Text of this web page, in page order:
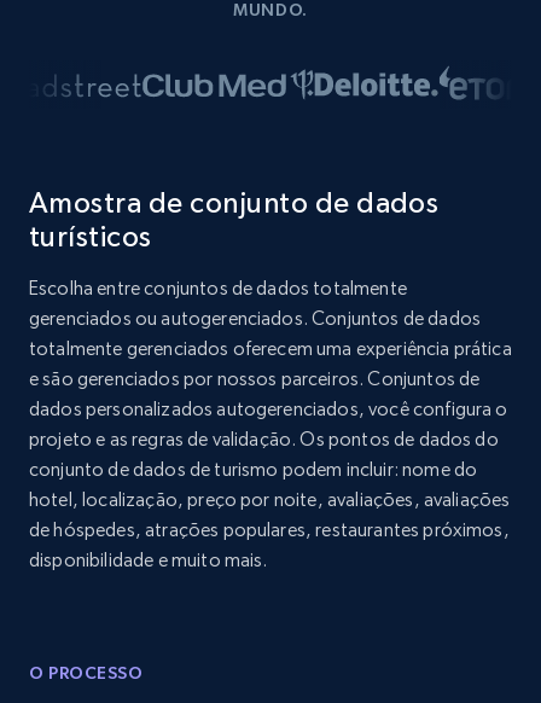
MUNDO.
Amostra de conjunto de dados
turísticos
Escolha entre conjuntos de dados totalmente
gerenciados ou autogerenciados. Conjuntos de dados
totalmente gerenciados oferecem uma experiência prática
e são gerenciados por nossos parceiros. Conjuntos de
dados personalizados autogerenciados, você configura o
projeto e as regras de validação. Os pontos de dados do
conjunto de dados de turismo podem incluir: nome do
hotel, localização, preço por noite, avaliações, avaliações
de hóspedes, atrações populares, restaurantes próximos,
disponibilidade e muito mais.
O PROCESSO